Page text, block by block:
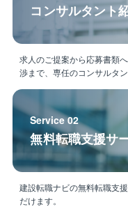
ません。
支店における住宅
統括としてマネジ
なキャリア形成を想
注文住宅事業、中古
わたる事業を展開
ャリアチェンジが可
すことができ、長く
コンサルタント
求人のご提案から応募書類
渉まで、専任のコンサルタ
Service 02
無料転職支援サ
建設転職ナビの無料転職支
だけます。